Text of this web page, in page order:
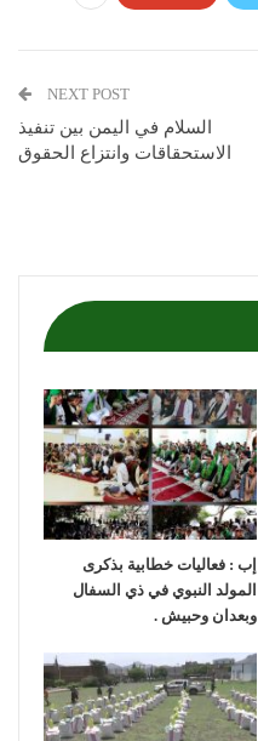
NEXT POST
السلام في اليمن بين تنفيذ
الاستحقاقات وانتزاع الحقوق
إب : فعاليات خطابية بذكرى
المولد النبوي في ذي السفال
وبعدان وحبيش .